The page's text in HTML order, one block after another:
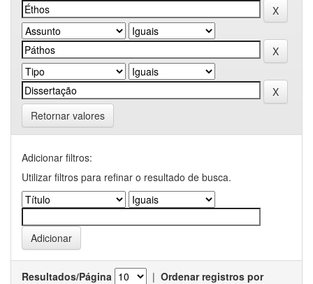
Retornar valores
Adicionar filtros:
Utilizar filtros para refinar o resultado de busca.
Resultados/Página | Ordenar registros por